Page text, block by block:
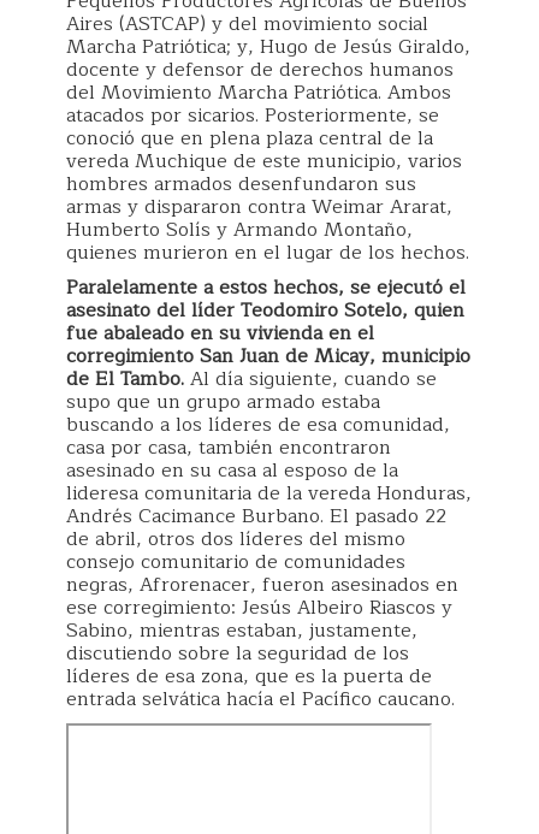
Aires (ASTCAP) y del movimiento social
Marcha Patriótica; y, Hugo de Jesús Giraldo,
docente y defensor de derechos humanos
del Movimiento Marcha Patriótica. Ambos
atacados por sicarios. Posteriormente, se
conoció que en plena plaza central de la
vereda Muchique de este municipio, varios
hombres armados desenfundaron sus
armas y dispararon contra Weimar Ararat,
Humberto Solís y Armando Montaño,
quienes murieron en el lugar de los hechos.
Paralelamente a estos hechos, se ejecutó el
asesinato del líder Teodomiro Sotelo, quien
fue abaleado en su vivienda en el
corregimiento San Juan de Micay, municipio
de El Tambo.Al día siguiente, cuando se
supo que un grupo armado estaba
buscando a los líderes de esa comunidad,
casa por casa, también encontraron
asesinado en su casa al esposo de la
lideresa comunitaria de la vereda Honduras,
Andrés Cacimance Burbano. El pasado 22
de abril, otros dos líderes del mismo
consejo comunitario de comunidades
negras, Afrorenacer, fueron asesinados en
ese corregimiento: Jesús Albeiro Riascos y
Sabino, mientras estaban, justamente,
discutiendo sobre la seguridad de los
líderes de esa zona, que es la puerta de
entrada selvática hacía el Pacífico caucano.